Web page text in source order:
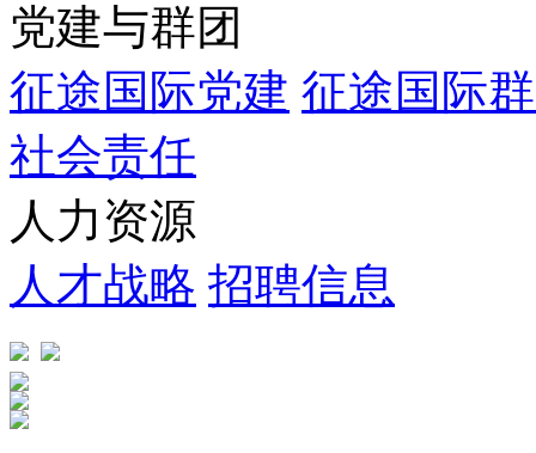
党建与群团
征途国际党建 征途国际
社会责任
人力资源
人才战略 招聘信息